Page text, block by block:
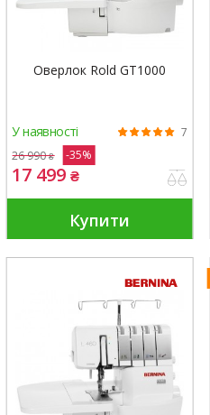
Оверлок Rold GT1000
У наявності 7
17 499₴
26 990₴ -35%
Купити